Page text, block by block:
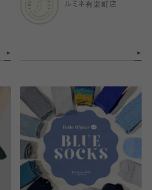
ルミネ有楽町店